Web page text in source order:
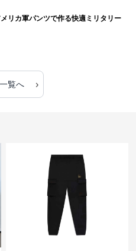
リカ軍パンツで作る快適ミリタリー
覧へ ›